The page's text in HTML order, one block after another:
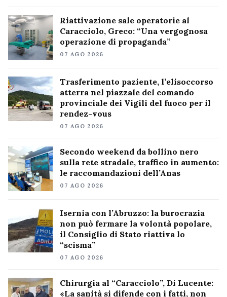
Riattivazione sale operatorie al
Caracciolo, Greco: “Una vergognosa
operazione di propaganda”
07 AGO 2026
Trasferimento paziente, l’elisoccorso
atterra nel piazzale del comando
provinciale dei Vigili del fuoco per il
rendez-vous
07 AGO 2026
Secondo weekend da bollino nero
sulla rete stradale, traffico in aumento:
le raccomandazioni dell’Anas
07 AGO 2026
Isernia con l’Abruzzo: la burocrazia
non può fermare la volontà popolare,
il Consiglio di Stato riattiva lo
“scisma”
07 AGO 2026
Chirurgia al “Caracciolo”, Di Lucente:
«La sanità si difende con i fatti, non